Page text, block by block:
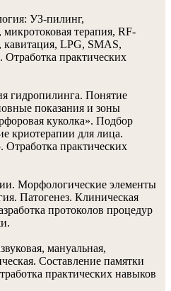
УЗ-пилинг,
микротоковая терапия, RF-
LPG, SMAS,
Отработка практических
гидропилинга. Понятие
показания и зоны
куколка». Подбор
криотерапии для лица.
Отработка практических
Морфологические элементы
Патогенез. Клиническая
протоколов процедур
мануальная,
Составление памятки
практических навыков